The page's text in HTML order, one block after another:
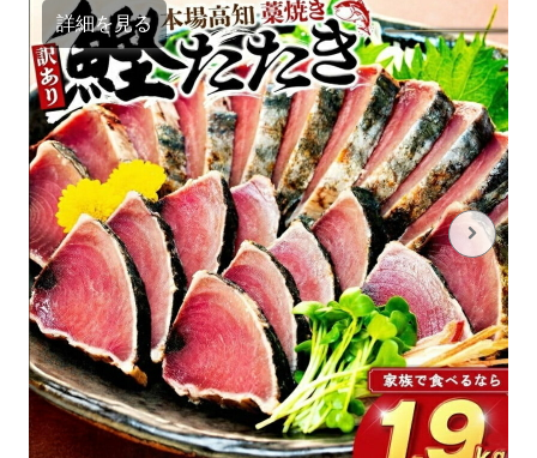
詳細を見る